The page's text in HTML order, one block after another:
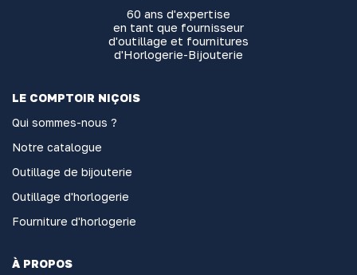
60 ans d'expertise
en tant que fournisseur
d'outillage et fournitures
d'Horlogerie-Bijouterie
LE COMPTOIR NIÇOIS
Qui sommes-nous ?
Notre catalogue
Outillage de bijouterie
Outillage d'horlogerie
Fourniture d'horlogerie
À PROPOS